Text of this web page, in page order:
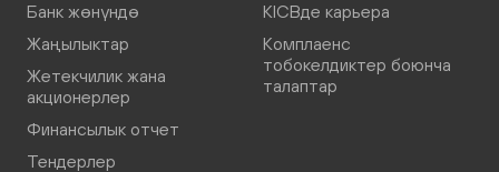
Банк жөнүндө
Жаңылыктар
Жетекчилик жана
акционерлер
Финансылык отчет
Тендерлер
KICBде карьера
Комплаенс
тобокелдиктер боюнча
талаптар